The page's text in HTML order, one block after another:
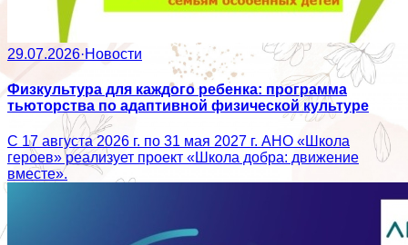
29.07.2026·Новости
Физкультура для каждого ребенка: программа
тьюторства по адаптивной физической культуре
С 17 августа 2026 г. по 31 мая 2027 г. АНО «Школа
героев» реализует проект «Школа добра: движение
вместе».